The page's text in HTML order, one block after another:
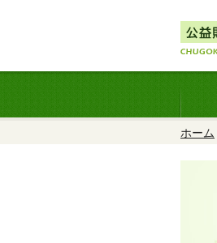
ホーム